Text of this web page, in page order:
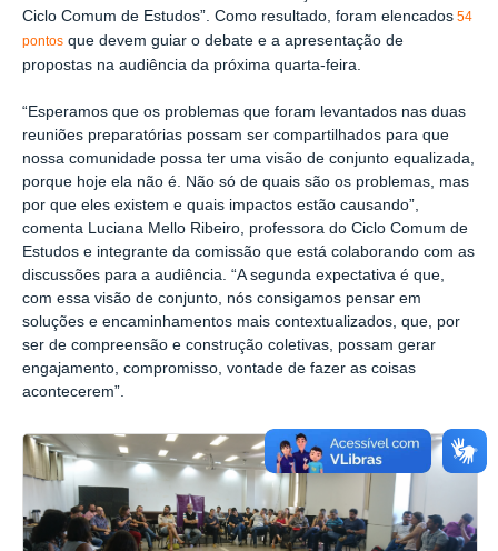
Ciclo Comum de Estudos”. Como resultado, foram elencados 54
pontos que devem guiar o debate e a apresentação de
propostas na audiência da próxima quarta-feira.
“Esperamos que os problemas que foram levantados nas duas
reuniões preparatórias possam ser compartilhados para que
nossa comunidade possa ter uma visão de conjunto equalizada,
porque hoje ela não é. Não só de quais são os problemas, mas
por que eles existem e quais impactos estão causando”,
comenta Luciana Mello Ribeiro, professora do Ciclo Comum de
Estudos e integrante da comissão que está colaborando com as
discussões para a audiência. “A segunda expectativa é que,
com essa visão de conjunto, nós consigamos pensar em
soluções e encaminhamentos mais contextualizados, que, por
ser de compreensão e construção coletivas, possam gerar
engajamento, compromisso, vontade de fazer as coisas
acontecerem”.